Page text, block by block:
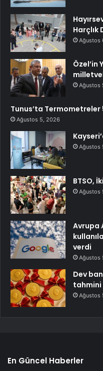
Harçlık
Ağustos
Özel’in
Ağustos
Tunus’ta Termometreler
Ağustos 5, 2026
Ağustos
BTSO,
Ağustos
Avrupa
verdi
Ağustos
Dev
tahmini
Ağustos
En Güncel Haberler